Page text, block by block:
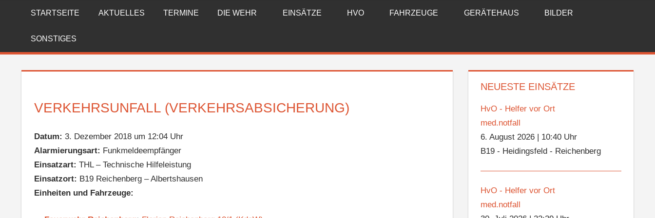
FREIWILLIGE
FEUERWEHR
REICHENBERG
STARTSEITE AKTUELLES TERMINE DIE WEHR EINSÄTZE HVO FAHRZEUGE GERÄTEHAUS BILDER
SONSTIGES
VERKEHRSUNFALL (VERKEHRSABSICHERUNG)
Datum: 3. Dezember 2018 um 12:04 Uhr
Alarmierungsart: Funkmeldeempfänger
Einsatzart: THL – Technische Hilfeleistung
Einsatzort: B19 Reichenberg – Albertshausen
Einheiten und Fahrzeuge:
NEUESTE EINSÄTZE
HvO - Helfer vor Ort
med.notfall
6. August 2026
10:40 Uhr
B19 - Heidingsfeld - Reichenberg
HvO - Helfer vor Ort
med.notfall